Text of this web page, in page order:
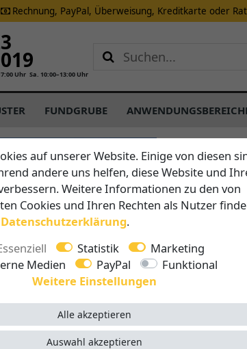
Rechnung, PayPal, Überweisung, Kreditkarte oder
Uhr Sa. 10:00–13:00 Uhr
FUNDGRUBE
M70
Vorteile auf
Profi-
5
auf unserer Website. Einige von diesen
andere uns helfen, diese Website und
Weitere Informationen zu den von
Cookies und Ihren Rechten als Nutzer
Daten­schutz­erklärung.
Statistik
Marketing
Medien
PayPal
Funktional
Weitere Einstellungen
Alle akzeptieren
Auswahl akzeptieren